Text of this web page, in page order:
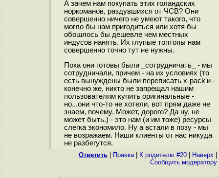
А зачем нам покупать этих голандских
норкоманов, раздувшихся от ЧСВ? Они
совершенно ничего не умеют такого, что
могло бы нам пригодиться или хотя бы
обошлось бы дешевле чем местных
индусов нанять. Их глупые топтопы нам
совершенно точно тут не нужны.
Пока они готовы были _сотрудничать_ - мы
сотрудничали, причем - на их условиях (то
есть вынуждены были переписать x-pack'и -
конечно же, никто не запрещал нашим
пользователям купить оригинальные -
но...они что-то не хотели, вот прям даже не
знаем, почему. Может, дорого? Да ну, не
может быть.) - это нам (и им тоже) ресурсы
слегка экономило. Ну а встали в позу - мы
не возражаем. Наши клиенты от нас никуда
не разбегутся.
Ответить Правка| К родителю #20 Наверх
Cообщить модератору